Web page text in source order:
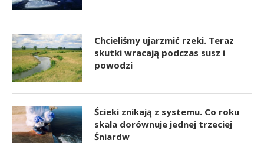
Chcieliśmy ujarzmić rzeki. Teraz
skutki wracają podczas susz i
powodzi
Ścieki znikają z systemu. Co roku
skala dorównuje jednej trzeciej
Śniardw